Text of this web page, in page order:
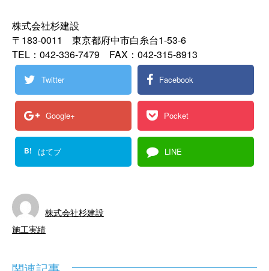
株式会社杉建設
〒183-0011 東京都府中市白糸台1-53-6
TEL：042-336-7479 FAX：042-315-8913
Twitter Facebook
Google+ Pocket
B! はてブ LINE
株式会社杉建設
施工実績